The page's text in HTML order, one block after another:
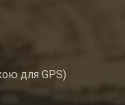
для GPS)